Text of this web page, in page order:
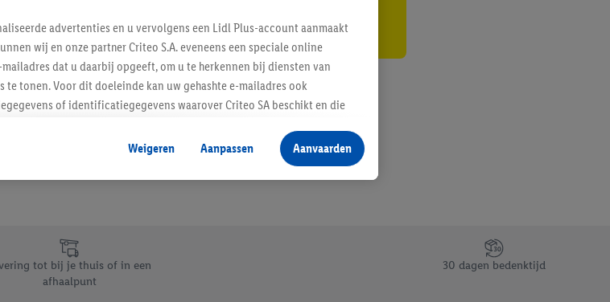
tot bij je thuis of in een
afhaalpunt
30 dagen bedenktijd
advertenties en u vervolgens een Lidl Plus-account aanmaakt
wij en onze partner Criteo S.A. eveneens een speciale online
dat u daarbij opgeeft, om u te herkennen bij diensten van
tonen. Voor dit doeleinde kan uw gehashte e-mailadres ook
of identificatiegegevens waarover Criteo SA beschikt en die
in het kader van retargeting, d.w.z. advertenties voor producten waarin
product in de webshop aan uw winkelmandje toe te voegen, maar het
verschillende Lidl-diensten worden weergegeven als er met behulp
toestaan en meer informatie vinden over de gegevensverwerking.
gebruik van de noodzakelijke technologieën toestaan. Door op
voor alle bovengenoemde doeleinden. Meer informatie,
Weigeren Aanpassen Aanvaarden